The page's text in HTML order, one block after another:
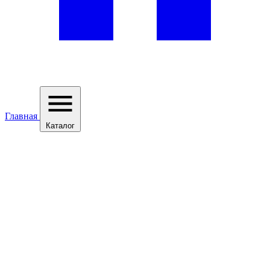
Главная
Каталог